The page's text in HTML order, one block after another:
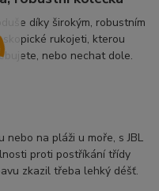
díky širokým, robustním
rukojeti, kterou
nebo nechat dole.
na pláži u moře, s JBL
proti postříkání třídy
zkazil třeba lehký déšť.